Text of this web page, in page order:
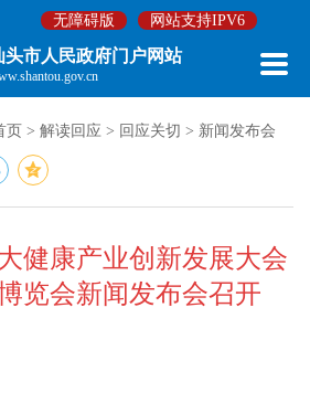
无障碍版 网站支持IPV6
头市人民政府门户网站
页 > 解读回应 > 回应关切 > 新闻发布会
健康产业创新发展大会
览会新闻发布会召开